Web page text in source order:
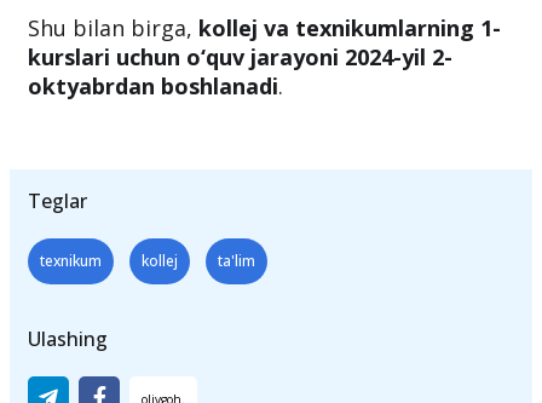
uchun esa bevosita ta’lim muassasasiga
murojaat qilish lozim.
Teglar
texnikum